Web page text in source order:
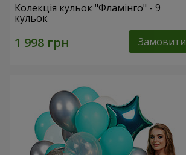
Колекція кульок "Фламінго" - 9
кульок
Замовити